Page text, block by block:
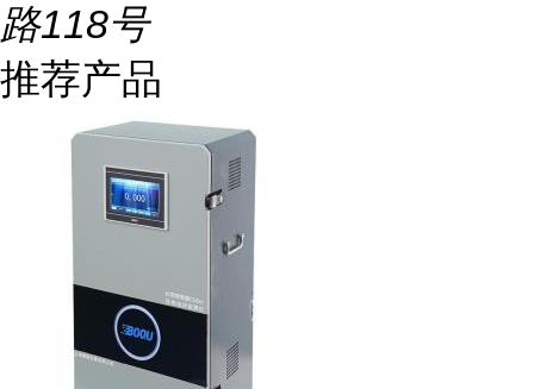
路118号
推荐产品